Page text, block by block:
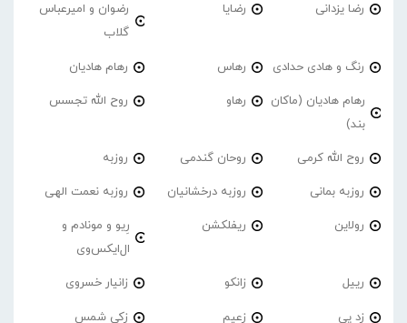
رضا یزدانی رضایا
رضوان و امیرعباس
گلاب
رنگ و هادی حدادی رهاس رهام هادیان
رهام هادیان (ماکان
بند)
رهاو روح الله تجسس
روح الله کرمی روحان گندمی روزبه
روزبه بمانی روزبه درخشانیان روزبه نعمت الهی
رولاین ریفلکشن
رِیو و مونادم و
ال‌ایکس‌وی
رییل زانکو زانیار خسروی
زِد پی زعیم زکی شمس